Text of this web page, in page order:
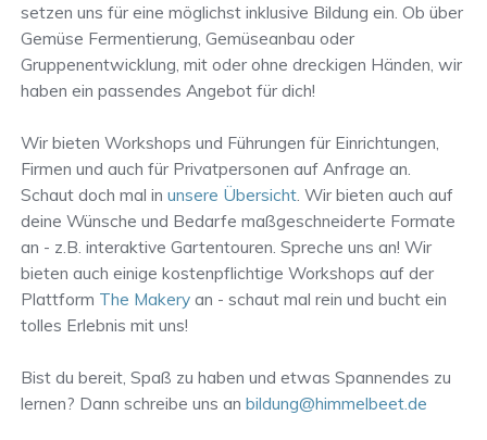
setzen uns für eine möglichst inklusive Bildung ein. Ob über
Gemüse Fermentierung, Gemüseanbau oder
Gruppenentwicklung, mit oder ohne dreckigen Händen, wir
haben ein passendes Angebot für dich!
Wir bieten Workshops und Führungen für Einrichtungen,
Firmen und auch für Privatpersonen auf Anfrage an.
Schaut doch mal in unsere Übersicht. Wir bieten auch auf
deine Wünsche und Bedarfe maßgeschneiderte Formate
an - z.B. interaktive Gartentouren. Spreche uns an! Wir
bieten auch einige kostenpflichtige Workshops auf der
Plattform The Makeryan - schaut mal rein und bucht ein
tolles Erlebnis mit uns!
Bist du bereit, Spaß zu haben und etwas Spannendes zu
lernen? Dann schreibe uns an bildung@himmelbeet.de